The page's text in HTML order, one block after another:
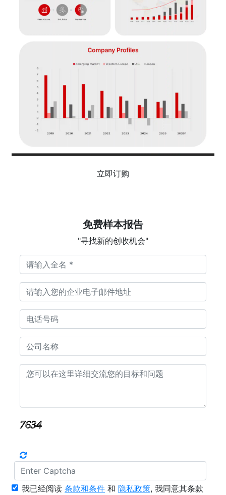
立即订购
免费样本报告
"寻找新的创收机会"
我已经阅读 条款和条件 和 隐私政策, 我同意其条款